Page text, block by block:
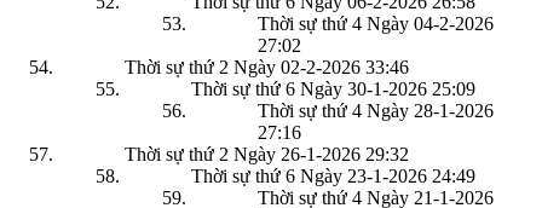
Thời sự thứ 4 Ngày 04-2-2026
27:02
Thời sự thứ 2 Ngày 02-2-2026 33:46
Thời sự thứ 6 Ngày 30-1-2026 25:09
Thời sự thứ 4 Ngày 28-1-2026
27:16
Thời sự thứ 2 Ngày 26-1-2026 29:32
Thời sự thứ 6 Ngày 23-1-2026 24:49
Thời sự thứ 4 Ngày 21-1-2026